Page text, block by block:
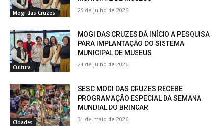
Mogi das Cruzes 25 de julho de 2026
Cultura
MOGI DAS CRUZES DÁ INÍCIO A PESQUISA
PARA IMPLANTAÇÃO DO SISTEMA
MUNICIPAL DE MUSEUS
24 de julho de 2026
Cidades
SESC MOGI DAS CRUZES RECEBE
PROGRAMAÇÃO ESPECIAL DA SEMANA
MUNDIAL DO BRINCAR
31 de maio de 2026